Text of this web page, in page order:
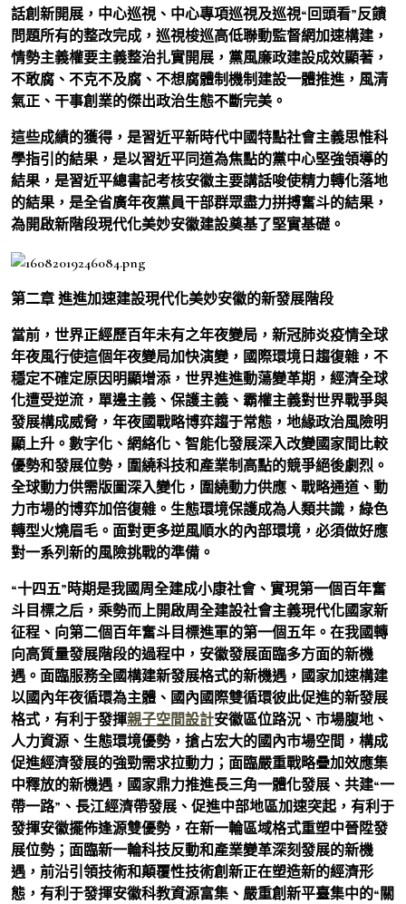
話創新開展，中心巡視、中心專項巡視及巡視“回頭看”反饋
問題所有的整改完成，巡視梭巡高低聯動監督網加速構建，
情勢主義權要主義整治扎實開展，黨風廉政建設成效顯著，
不敢腐、不克不及腐、不想腐體制機制建設一體推進，風清
氣正、干事創業的傑出政治生態不斷完美。
這些成績的獲得，是習近平新時代中國特點社會主義思惟科
學指引的結果，是以習近平同道為焦點的黨中心堅強領導的
結果，是習近平總書記考核安徽主要講話唆使精力轉化落地
的結果，是全省廣年夜黨員干部群眾盡力拼搏奮斗的結果，
為開啟新階段現代化美妙安徽建設奠基了堅實基礎。
第二章 進進加速建設現代化美妙安徽的新發展階段
當前，世界正經歷百年未有之年夜變局，新冠肺炎疫情全球
年夜風行使這個年夜變局加快演變，國際環境日趨復雜，不
穩定不確定原因明顯增添，世界進進動蕩變革期，經濟全球
化遭受逆流，單邊主義、保護主義、霸權主義對世界戰爭與
發展構成威脅，年夜國戰略博弈趨于常態，地緣政治風險明
顯上升。數字化、網絡化、智能化發展深入改變國家間比較
優勢和發展位勢，圍繞科技和產業制高點的競爭絕後劇烈。
全球動力供需版圖深入變化，圍繞動力供應、戰略通道、動
力市場的博弈加倍復雜。生態環境保護成為人類共識，綠色
轉型火燒眉毛。面對更多逆風順水的內部環境，必須做好應
對一系列新的風險挑戰的準備。
“十四五”時期是我國周全建成小康社會、實現第一個百年奮
斗目標之后，乘勢而上開啟周全建設社會主義現代化國家新
征程、向第二個百年奮斗目標進軍的第一個五年。在我國轉
向高質量發展階段的過程中，安徽發展面臨多方面的新機
遇。面臨服務全國構建新發展格式的新機遇，國家加速構建
以國內年夜循環為主體、國內國際雙循環彼此促進的新發展
格式，有利于發揮親子空間設計安徽區位路況、市場腹地、
人力資源、生態環境優勢，搶占宏大的國內市場空間，構成
促進經濟發展的強勁需求拉動力；面臨嚴重戰略疊加效應集
中釋放的新機遇，國家鼎力推進長三角一體化發展、共建“一
帶一路”、長江經濟帶發展、促進中部地區加速突起，有利于
發揮安徽擺佈逢源雙優勢，在新一輪區域格式重塑中晉陞發
展位勢；面臨新一輪科技反動和產業變革深刻發展的新機
遇，前沿引領技術和顛覆性技術創新正在塑造新的經濟形
態，有利于發揮安徽科教資源富集、嚴重創新平臺集中的“關